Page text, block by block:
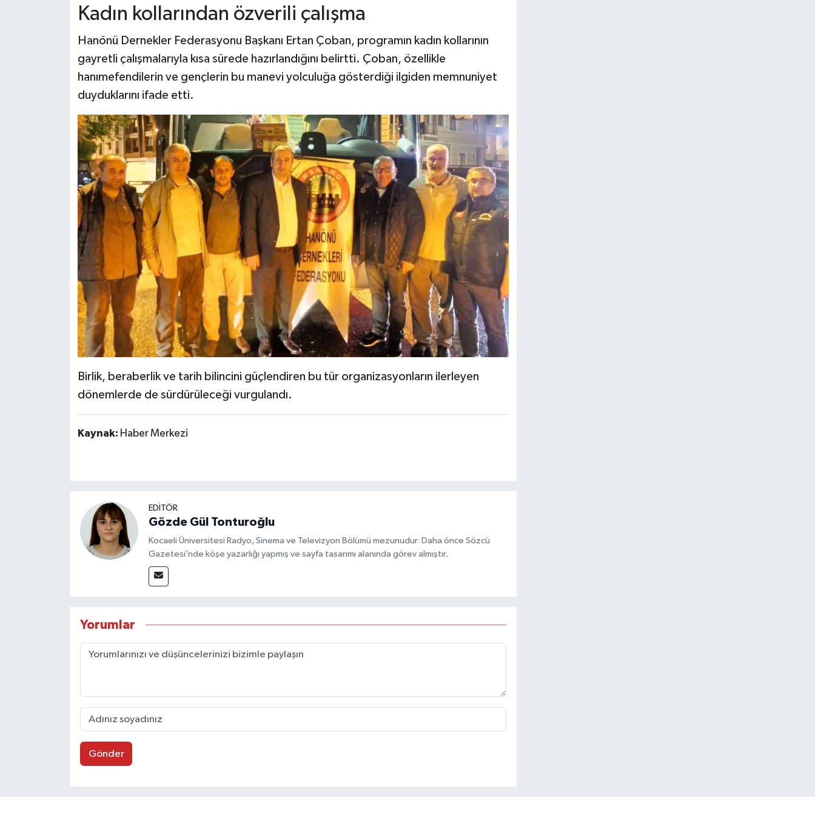
Kadın kollarından özverili çalışma
Hanönü Dernekler Federasyonu Başkanı Ertan Çoban, programın kadın kollarının
gayretli çalışmalarıyla kısa sürede hazırlandığını belirtti. Çoban, özellikle
hanımefendilerin ve gençlerin bu manevi yolculuğa gösterdiği ilgiden memnuniyet
duyduklarını ifade etti.
Birlik, beraberlik ve tarih bilincini güçlendiren bu tür organizasyonların ilerleyen
dönemlerde de sürdürüleceği vurgulandı.
Kaynak: Haber Merkezi
EDİTÖR
Gözde Gül Tonturoğlu
Kocaeli Üniversitesi Radyo, Sinema ve Televizyon Bölümü mezunudur. Daha önce Sözcü
Gazetesi’nde köşe yazarlığı yapmış ve sayfa tasarımı alanında görev almıştır.
Yorumlar
Gönder